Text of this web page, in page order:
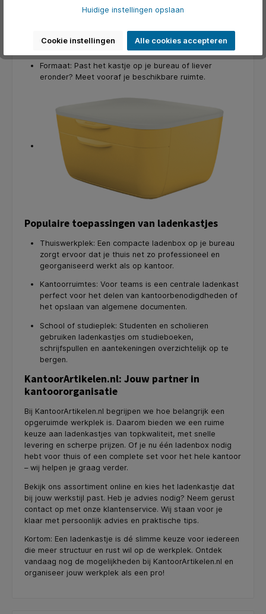
Formaat: Past het kastje op je bureau of liever
eronder? Meet vooraf je beschikbare ruimte.
Populaire toepassingen van ladenkastjes
Thuiswerkplek: Een compacte ladenbox op je bureau
zorgt ervoor dat je thuis net zo professioneel en
georganiseerd werkt als op kantoor.
Kantoorruimtes: Voor teams is een centrale ladenkast
perfect voor het delen van kantoorbenodigdheden of
het opslaan van algemene documenten.
School of studieplek: Studenten en scholieren
gebruiken ladenkastjes om studieboeken,
schrijfspullen en aantekeningen overzichtelijk op te
bergen.
KantoorArtikelen.nl: Jouw partner in
kantoororganisatie
Bij KantoorArtikelen.nl begrijpen we hoe belangrijk een
opgeruimde werkplek is. Daarom bieden we een ruime
keuze aan ladenkastjes van topkwaliteit, met snelle
levering en scherpe prijzen. Of je nu één ladenbox nodig
hebt voor thuis of een complete set voor het hele kantoor
– wij helpen je graag verder.
Bekijk ons assortiment online en kies het ladenkastje dat
bij jouw werkstijl past. Heb je advies nodig? Neem gerust
contact op met onze klantenservice. Wij staan voor je
klaar met persoonlijk advies en praktische tips.
Kortom: Een ladenkastje is dé slimme keuze voor iedereen
die meer structuur en rust wil op de werkplek. Ontdek
vandaag nog de mogelijkheden bij KantoorArtikelen.nl en
organiseer jouw werkplek als een pro!
Huidige instellingen opslaan
Cookie instellingen Alle cookies accepteren